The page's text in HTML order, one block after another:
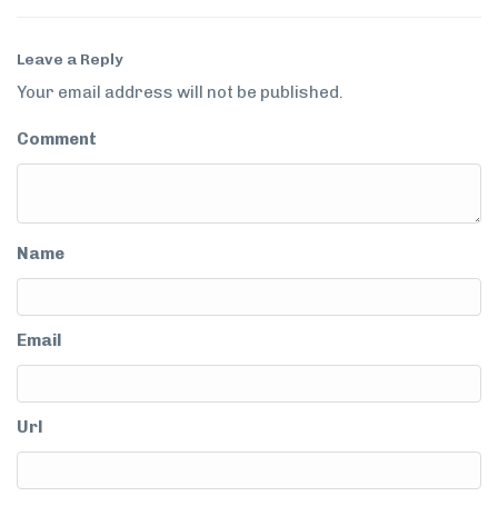
Leave a Reply
Your email address will not be published.
Comment
Name
Email
Url